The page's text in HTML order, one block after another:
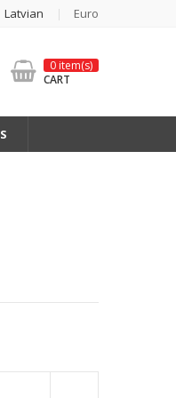
Latvian Euro
0 item(s)
CART